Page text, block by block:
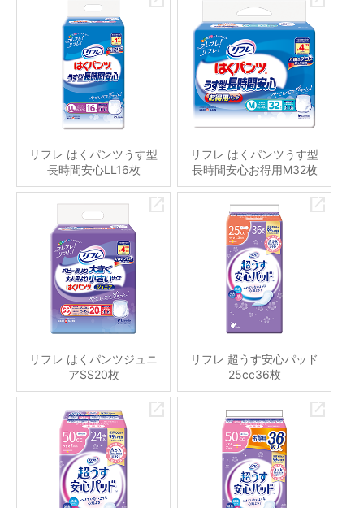
リフレ はくパンツうす型
長時間安心LL16枚
リフレ はくパンツうす型
長時間安心お得用M32枚
リフレ はくパンツジュニ
アSS20枚
リフレ 超うす安心パッド
25cc36枚